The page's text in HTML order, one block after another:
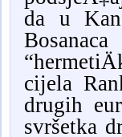
da u
cijela
drugih
svršetka